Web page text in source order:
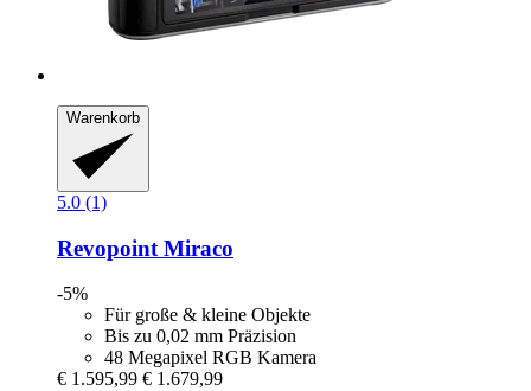
Warenkorb
5.0 (1)
Revopoint Miraco
-5%
Für große & kleine Objekte
Bis zu 0,02 mm Präzision
48 Megapixel RGB Kamera
€ 1.595,99 € 1.679,99